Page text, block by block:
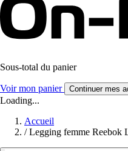
Sous-total du panier
Voir mon panier Continuer mes
Loading...
Accueil
/ Legging femme Reebok